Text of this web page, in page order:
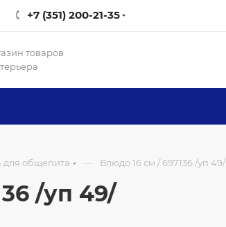
+7 (351) 200-21-35
товаров
для общепита — Блюдо 16 см / 697136 /уп 49/
/уп 49/